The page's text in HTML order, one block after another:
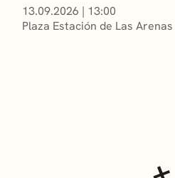
13.09.2026 | 13:00
Plaza Estación de Las Arenas